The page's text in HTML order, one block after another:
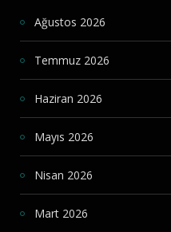
Ağustos 2026
Temmuz 2026
Haziran 2026
Mayıs 2026
Nisan 2026
Mart 2026